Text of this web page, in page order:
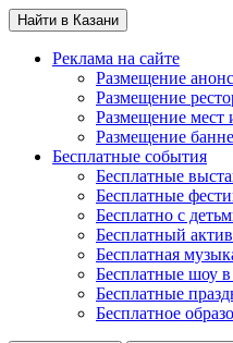
Найти в Казани
Реклама на сайте
Размещение
Размещение
Размещение мест
Размещение
Бесплатные события
Бесплатные
Бесплатные
Бесплатно с
Бесплатный
Бесплатная
Бесплатные шоу
Бесплатные
Бесплатное